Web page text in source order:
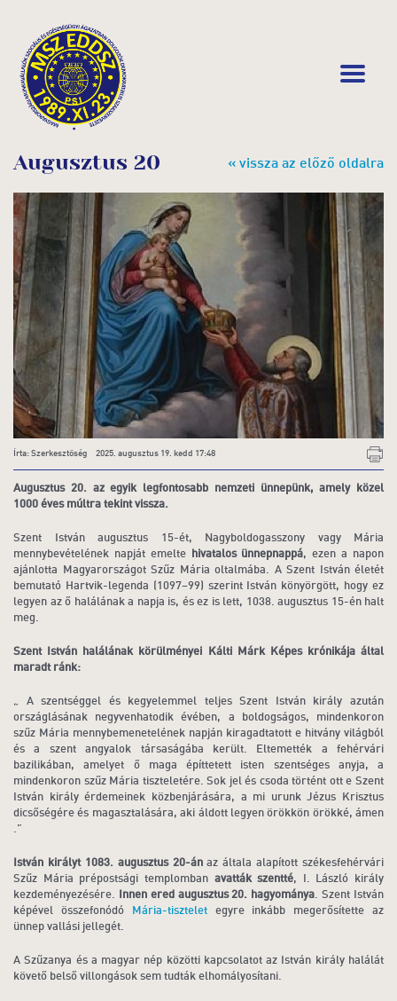
« vissza az előző oldalra
Augusztus 20
Írta: Szerkesztőség 2025. augusztus 19. kedd 17:48
Augusztus 20. az egyik legfontosabb nemzeti ünnepünk, amely közel
1000 éves múltra tekint vissza.
Szent István augusztus 15-ét, Nagyboldogasszony vagy Mária
mennybevételének napját emelte hivatalos ünnepnappá, ezen a napon
ajánlotta Magyarországot Szűz Mária oltalmába. A Szent István életét
bemutató Hartvik-legenda (1097–99) szerint István könyörgött, hogy ez
legyen az ő halálának a napja is, és ez is lett, 1038. augusztus 15-én halt
meg.
Szent István halálának körülményei Kálti Márk Képes krónikája által
maradt ránk:
„ A szentséggel és kegyelemmel teljes Szent István király azután
országlásának negyvenhatodik évében, a boldogságos, mindenkoron
szűz Mária mennybemenetelének napján kiragadtatott e hitvány világból
és a szent angyalok társaságába került. Eltemették a fehérvári
bazilikában, amelyet ő maga építtetett isten szentséges anyja, a
mindenkoron szűz Mária tiszteletére. Sok jel és csoda történt ott e Szent
István király érdemeinek közbenjárására, a mi urunk Jézus Krisztus
dicsőségére és magasztalására, aki áldott legyen örökkön örökké, ámen
.”
István királyt 1083. augusztus 20-ánaz általa alapított székesfehérvári
Szűz Mária prépostsági templomban avatták szentté, I. László király
kezdeményezésére. Innen ered augusztus 20. hagyománya. Szent István
képével összefonódó Mária-tiszteletegyre inkább megerősítette az
ünnep vallási jellegét.
A Szűzanya és a magyar nép közötti kapcsolatot az István király halálát
követő belső villongások sem tudták elhomályosítani.